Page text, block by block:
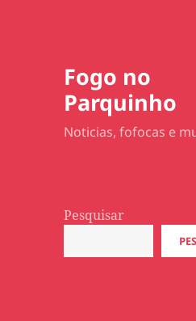
Fogo no
Parquinho
Noticias, fofocas e
Pesquisar